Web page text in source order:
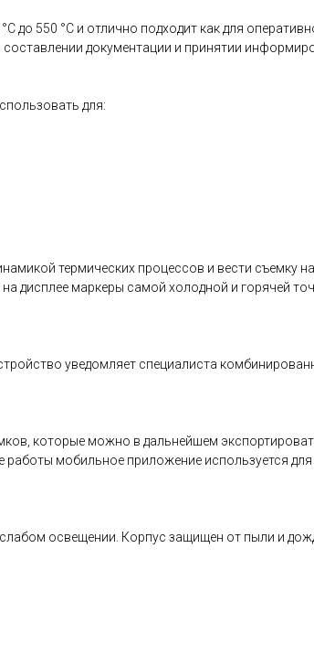
до 550 °C и отлично подходит как для
документации и принятии
для:
термических процессов и вести съемку на
дисплее маркеры самой холодной и горячей
уведомляет специалиста
которые можно в дальнейшем
мобильное приложение используется
освещении. Корпус защищен от пыли и